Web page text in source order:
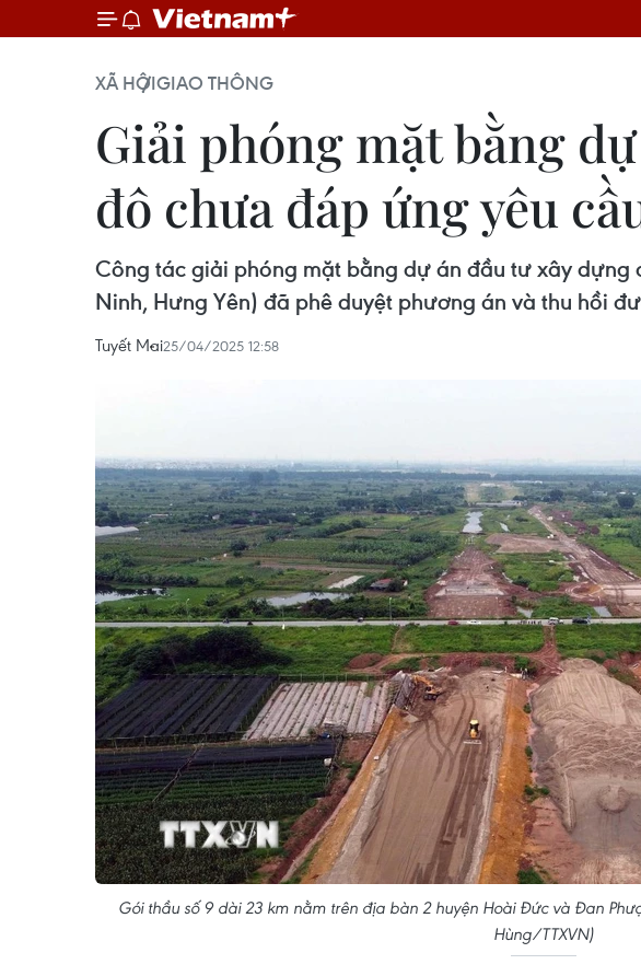
XÃ HỘIGIAO THÔNG
Giải phóng mặt bằng
đô chưa đáp ứng yêu
Công tác giải phóng mặt bằng dự án đầu tư xây dựng
Ninh, Hưng Yên) đã phê duyệt phương án và thu hồi
Tuyết Mai25/04/2025 12:58
Gói thầu số 9 dài 23 km nằm trên địa bàn 2 huyện Hoài Đức và Đan
Hùng/TTXVN)